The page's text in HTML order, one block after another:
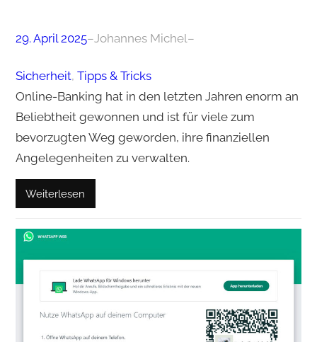
29. April 2025–Johannes Michel–
Sicherheit, Tipps & Tricks
Online-Banking hat in den letzten Jahren enorm an
Beliebtheit gewonnen und ist für viele zum
bevorzugten Weg geworden, ihre finanziellen
Angelegenheiten zu verwalten.
Weiterlesen